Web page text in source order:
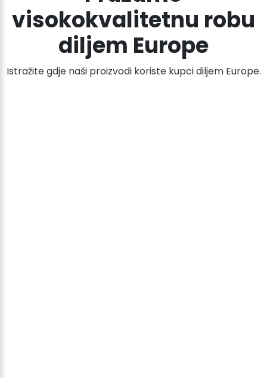
visokokvalitetnu robu
diljem Europe
Istražite gdje naši proizvodi koriste kupci diljem Europe.